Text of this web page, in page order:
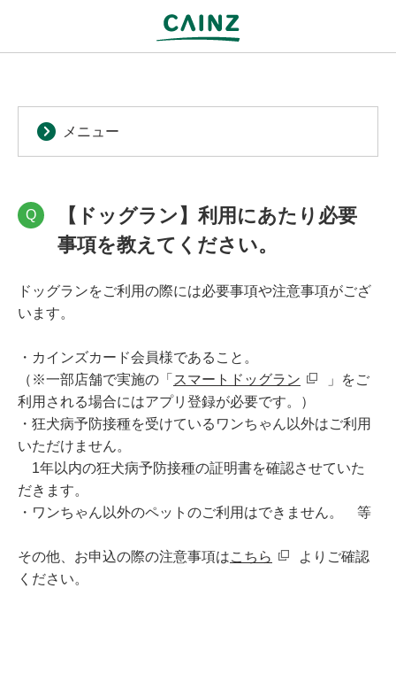
メニュー
Q
【ドッグラン】利用にあたり必要
事項を教えてください。
ドッグランをご利用の際には必要事項や注意事項がござ
います。
・カインズカード会員様であること。
（※一部店舗で実施の「 スマートドッグラン
」をご
利用される場合にはアプリ登録が必要です。）
・狂犬病予防接種を受けているワンちゃん以外はご利用
いただけません。
1年以内の狂犬病予防接種の証明書を確認させていた
だきます。
・ワンちゃん以外のペットのご利用はできません。 等
その他、お申込の際の注意事項はこちら
よりご確認
ください。